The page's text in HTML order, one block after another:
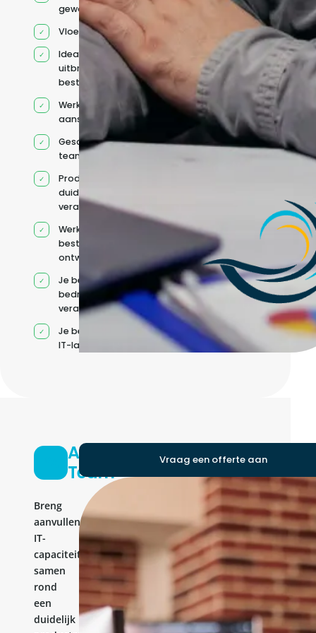
geworven profiel
Vloeiend Engels
Ideaal voor het
uitbreiden van
bestaande capaciteit
Werkt onder jouw
aansturing
Geschikt voor hybride
teams
Productcontext en
duidelijke
verantwoordelijkheden
Werkt binnen jouw
bestaande
ontwikkelteam
Je behoudt jouw
bedrijfs- en IT-
verantwoordelijkheden
Je beheert jouw eigen
IT-landschap
Agile
Team
Breng
aanvullende
IT-
capaciteit
samen
rond
een
duidelijk
Vraag een offerte aan